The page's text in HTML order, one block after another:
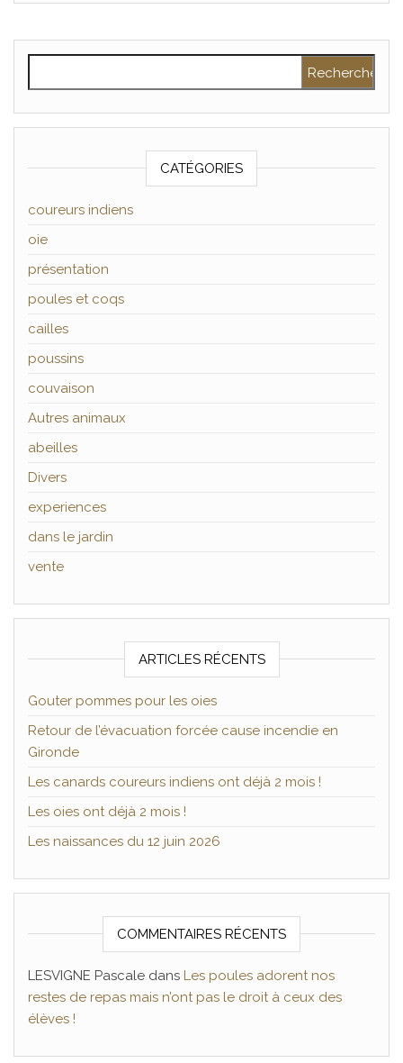
CATÉGORIES
coureurs indiens
oie
présentation
poules et coqs
cailles
poussins
couvaison
Autres animaux
abeilles
Divers
experiences
dans le jardin
vente
ARTICLES RÉCENTS
Gouter pommes pour les oies
Retour de l’évacuation forcée cause incendie en
Gironde
Les canards coureurs indiens ont déjà 2 mois !
Les oies ont déjà 2 mois !
Les naissances du 12 juin 2026
COMMENTAIRES RÉCENTS
LESVIGNE Pascale dans Les poules adorent nos
restes de repas mais n’ont pas le droit à ceux des
élèves !